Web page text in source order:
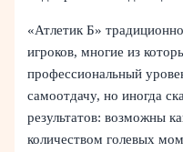
«Атлетик Б»
игроков, многие из
профессиональный
самоотдачу, но иногда
результатов: возможны
количеством голевых